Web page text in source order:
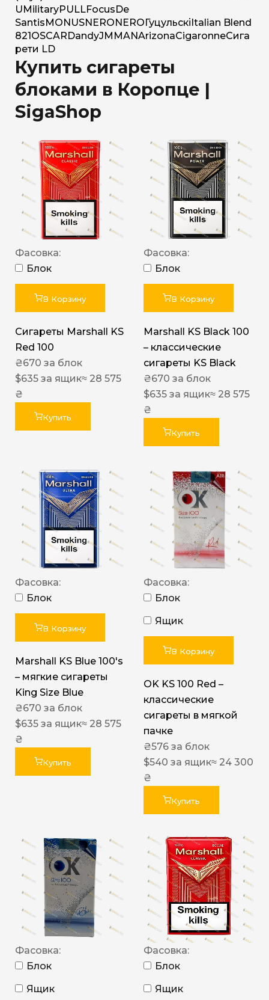
U MilitaryPULLFocus De
Santis MONUSNERO NERO Гуцульскі Italian Blend
821 OSCAR DandyJM MANArizonaCigaronneСига
рети LD
Купить сигареты
блоками в Коропце |
SigaShop
Фасовка:
Блок
В Корзину
Сигареты Marshall KS
Red 100
₴670 за блок
$635 за ящик≈ 28 575
₴
Купить
Фасовка:
Блок
В Корзину
Marshall KS Black 100
– классические
сигареты KS Black
₴670 за блок
$635 за ящик≈ 28 575
₴
Купить
Фасовка:
Блок
В Корзину
Marshall KS Blue 100's
– мягкие сигареты
King Size Blue
₴670 за блок
$635 за ящик≈ 28 575
₴
Купить
Фасовка:
Блок
Ящик
В Корзину
OK KS 100 Red –
классические
сигареты в мягкой
пачке
₴576 за блок
$540 за ящик≈ 24 300
₴
Купить
Фасовка:
Блок
Ящик
Фасовка:
Блок
Ящик